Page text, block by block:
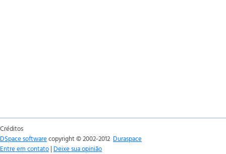
Créditos
DSpace softwarecopyright © 2002-2012 Duraspace
Entre em contato | Deixe sua opinião